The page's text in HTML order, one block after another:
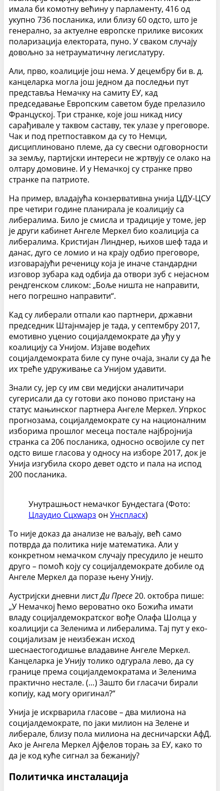
имала би комотну већину у парламенту, 416 од
укупно 736 посланика, или близу 60 одсто, што је
генерално, за актуелне европске прилике високих
поларизација електората, пуно. У сваком случају
довољно за нетрауматичну легислатуру.
Али, прво, коалиције још нема. У децембру би в. д.
канцеларка могла још једном да последњи пут
представља Немачку на самиту ЕУ, кад
председавање Европским саветом буде прелазило
Француској. Три странке, које још никад нису
сарађивале у таквом саставу, тек улазе у преговоре.
Чак и под претпоставком да су то Немци,
дисциплиновано племе, да су свесни одговорности
за земљу, партијски интереси не жртвују се олако на
олтару домовине. И у Немачкој су странке прво
странке па патриоте.
На пример, владајућа конзервативна унија ЦДУ-ЦСУ
пре четири године планирала је коалицију са
либералима. Било је смисла и традиције у томе, јер
је други кабинет Ангеле Меркел био коалиција са
либералима. Кристијан Линднер, њихов шеф тада и
данас, дуго се ломио и на крају одбио преговоре,
изговарајући реченицу која је иначе стандардни
изговор зубара кад одбија да отвори зуб с нејасном
рендгенском сликом: „Боље ништа не направити,
него погрешно направити“.
Кад су либерали отпали као партнери, државни
председник Штајнмајер је тада, у септембру 2017,
емотивно уценио социјалдемократе да уђу у
коалицију са Унијом. Изјаве водећих
социјалдемократа биле су пуне очаја, знали су да ће
их треће удруживање са Унијом удавити.
Знали су, јер су им сви медијски аналитичари
сугерисали да су готови ако поново пристану на
статус мањинског партнера Ангеле Меркел. Упркос
прогнозама, социјалдемократе су на националним
изборима прошлог месеца постале најбројнија
странка са 206 посланика, односно освојиле су пет
одсто више гласова у односу на изборе 2017, док је
Унија изгубила скоро девет одсто и пала на испод
200 посланика.
Унутрашњост немачког Бундестага (Фото:
Цлаудио Сцхwарз он Унспласх)
То није доказ да анализе не ваљају, већ само
потврда да политика није математика. Али у
конкретном немачком случају пресудило је нешто
друго – помоћ коју су социјалдемократе добиле од
Ангеле Меркел да поразе њену Унију.
Аустријски дневни листДи Пресе20. октобра пише:
„У Немачкој ћемо вероватно око Божића имати
владу социјалдемократског вође Олафа Шолца у
коалицији са Зеленима и либералима. Тај пут у еко-
социјализам је неизбежан исход
шеснаестогодишње владавине Ангеле Меркел.
Канцеларка је Унију толико одгурала лево, да су
границе према социјалдемократама и Зеленима
практично нестале. (…) Зашто би гласачи бирали
копију, кад могу оригинал?“
Унија је искрварила гласове – два милиона на
социјалдемократе, по јаки милион на Зелене и
либерале, близу пола милиона на десничарски АфД.
Ако је Ангела Меркел Ајфелов торањ за ЕУ, како то
да је код куће сигнал за бежанију?
Политичка инсталација